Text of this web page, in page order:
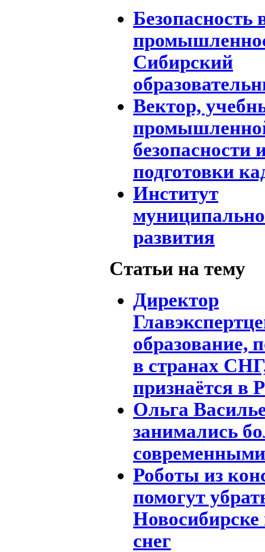
Безопасность
Сибирский
Вектор,
безопасности
подготовки
Институт
развития
Статьи на тему
Директор
образование,
в странах
признаётся в
Ольга
занимались
Роботы из
помогут
Новосибирске
снег